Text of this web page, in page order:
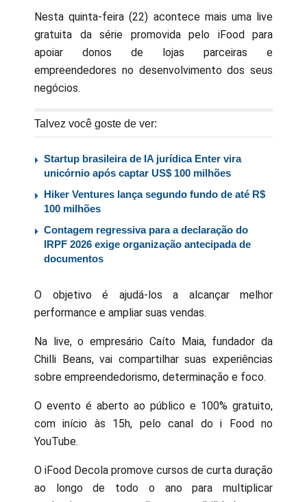
Nesta quinta-feira (22) acontece mais uma live
gratuita da série promovida pelo iFood para
apoiar donos de lojas parceiras e
empreendedores no desenvolvimento dos seus
negócios.
Talvez você goste de ver:
Startup brasileira de IA jurídica Enter vira
unicórnio após captar US$ 100 milhões
Hiker Ventures lança segundo fundo de até R$
100 milhões
Contagem regressiva para a declaração do
IRPF 2026 exige organização antecipada de
documentos
O objetivo é ajudá-los a alcançar melhor
performance e ampliar suas vendas.
Na live, o empresário Caíto Maia, fundador da
Chilli Beans, vai compartilhar suas experiências
sobre empreendedorismo, determinação e foco.
O evento é aberto ao público e 100% gratuito,
com início às 15h, pelo canal do i Food no
YouTube.
O iFood Decola promove cursos de curta duração
ao longo de todo o ano para multiplicar